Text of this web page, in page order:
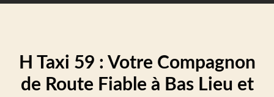
H Taxi 59 : Votre Compagnon
de Route Fiable à Bas Lieu et